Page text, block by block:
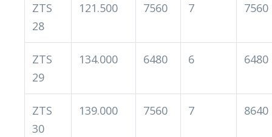
ZTS
28
121.500 7560 7 7560
ZTS
29
134.000 6480 6 6480
ZTS
30
139.000 7560 7 8640